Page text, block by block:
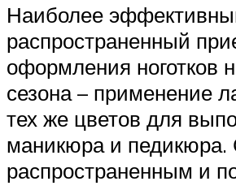
Наиболее
распространенный
оформления ноготков
сезона – применение
тех же цветов для
маникюра и
распространенным и